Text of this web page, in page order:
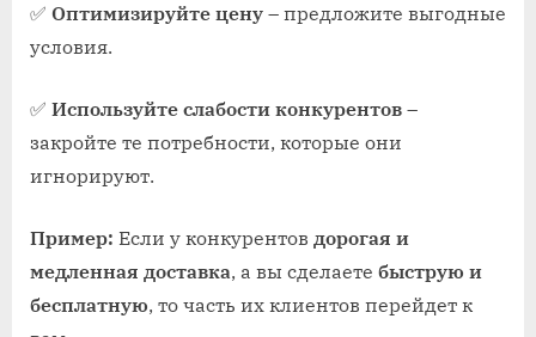
✅ Оптимизируйте цену – предложите выгодные
условия.
✅ Используйте слабости конкурентов –
закройте те потребности, которые они
игнорируют.
Пример: Если у конкурентов дорогая и
медленная доставка, а вы сделаете быструю и
бесплатную, то часть их клиентов перейдет к